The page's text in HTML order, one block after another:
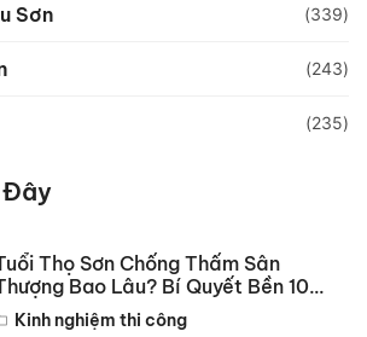
Sơn (339)
(243)
(235)
Đây
Thọ Sơn Chống Thấm Sân
Bao Lâu? Bí Quyết Bền 10
Kinh nghiệm thi công